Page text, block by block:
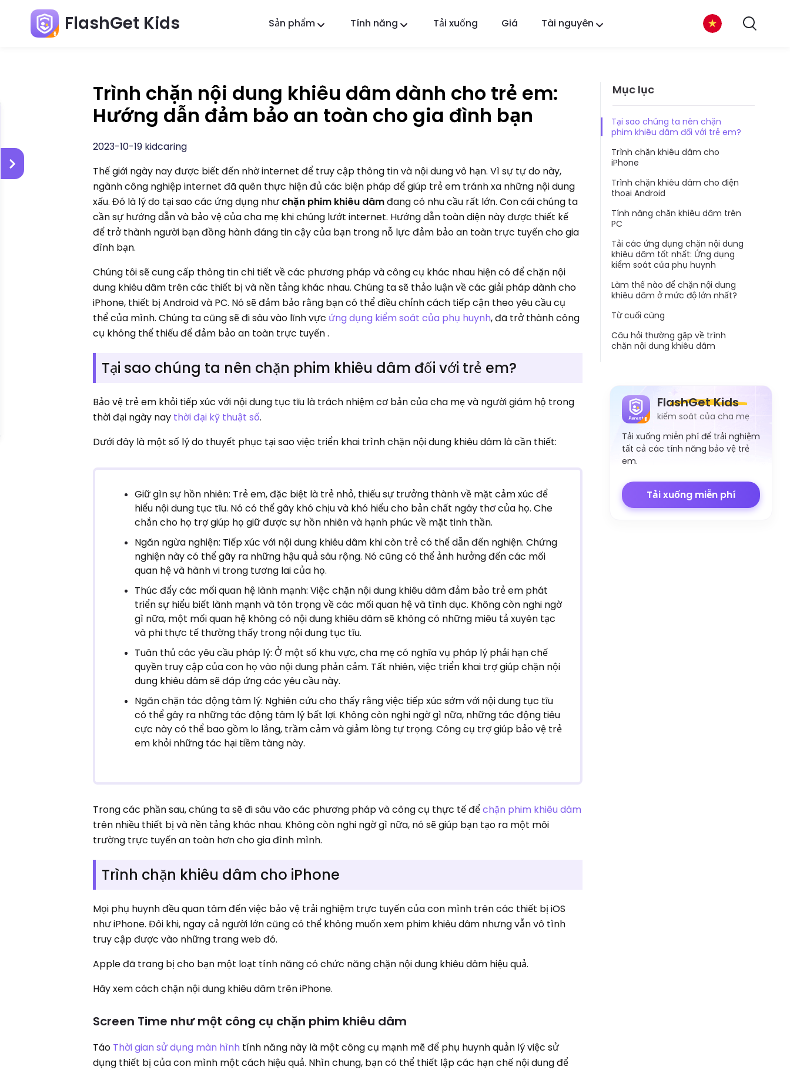
FlashGet Kids Sản phẩm
FlashGet Finder
An toàn chống trộm của điện thoại bạn, trách
nhiệm của chúng tôi.
Tính năng Tải xuống Giá Tài nguyên
Trình chặn nội dung khiêu dâm dành cho trẻ em:
Hướng dẫn đảm bảo an toàn cho gia đình bạn
2023-10-19 kidcaring
Thế giới ngày nay được biết đến nhờ internet để truy cập thông tin và nội dung vô hạn. Vì sự tự do này,
ngành công nghiệp internet đã quên thực hiện đủ các biện pháp để giúp trẻ em tránh xa những nội dung
xấu. Đó là lý do tại sao các ứng dụng nhưchặn phim khiêu dâmđang có nhu cầu rất lớn. Con cái chúng ta
cần sự hướng dẫn và bảo vệ của cha mẹ khi chúng lướt internet. Hướng dẫn toàn diện này được thiết kế
để trở thành người bạn đồng hành đáng tin cậy của bạn trong nỗ lực đảm bảo an toàn trực tuyến cho gia
đình bạn.
Chúng tôi sẽ cung cấp thông tin chi tiết về các phương pháp và công cụ khác nhau hiện có để chặn nội
dung khiêu dâm trên các thiết bị và nền tảng khác nhau. Chúng ta sẽ thảo luận về các giải pháp dành cho
iPhone, thiết bị Android và PC. Nó sẽ đảm bảo rằng bạn có thể điều chỉnh cách tiếp cận theo yêu cầu cụ
thể của mình. Chúng ta cũng sẽ đi sâu vào lĩnh vực ứng dụng kiểm soát của phụ huynh, đã trở thành công
cụ không thể thiếu để đảm bảo an toàn trực tuyến .
Tại sao chúng ta nên chặn phim khiêu dâm đối với trẻ em?
Bảo vệ trẻ em khỏi tiếp xúc với nội dung tục tĩu là trách nhiệm cơ bản của cha mẹ và người giám hộ trong
thời đại ngày nay thời đại kỹ thuật số.
Dưới đây là một số lý do thuyết phục tại sao việc triển khai trình chặn nội dung khiêu dâm là cần thiết:
Giữ gìn sự hồn nhiên: Trẻ em, đặc biệt là trẻ nhỏ, thiếu sự trưởng thành về mặt cảm xúc để
hiểu nội dung tục tĩu. Nó có thể gây khó chịu và khó hiểu cho bản chất ngây thơ của họ. Che
chắn cho họ trợ giúp họ giữ được sự hồn nhiên và hạnh phúc về mặt tinh thần.
Ngăn ngừa nghiện: Tiếp xúc với nội dung khiêu dâm khi còn trẻ có thể dẫn đến nghiện. Chứng
nghiện này có thể gây ra những hậu quả sâu rộng. Nó cũng có thể ảnh hưởng đến các mối
quan hệ và hành vi trong tương lai của họ.
Thúc đẩy các mối quan hệ lành mạnh: Việc chặn nội dung khiêu dâm đảm bảo trẻ em phát
triển sự hiểu biết lành mạnh và tôn trọng về các mối quan hệ và tình dục. Không còn nghi ngờ
gì nữa, một mối quan hệ không có nội dung khiêu dâm sẽ không có những miêu tả xuyên tạc
và phi thực tế thường thấy trong nội dung tục tĩu.
Tuân thủ các yêu cầu pháp lý: Ở một số khu vực, cha mẹ có nghĩa vụ pháp lý phải hạn chế
quyền truy cập của con họ vào nội dung phản cảm. Tất nhiên, việc triển khai trợ giúp chặn nội
dung khiêu dâm sẽ đáp ứng các yêu cầu này.
Ngăn chặn tác động tâm lý: Nghiên cứu cho thấy rằng việc tiếp xúc sớm với nội dung tục tĩu
có thể gây ra những tác động tâm lý bất lợi. Không còn nghi ngờ gì nữa, những tác động tiêu
cực này có thể bao gồm lo lắng, trầm cảm và giảm lòng tự trọng. Công cụ trợ giúp bảo vệ trẻ
em khỏi những tác hại tiềm tàng này.
Trong các phần sau, chúng ta sẽ đi sâu vào các phương pháp và công cụ thực tế đểchặn phim khiêu dâm
trên nhiều thiết bị và nền tảng khác nhau. Không còn nghi ngờ gì nữa, nó sẽ giúp bạn tạo ra một môi
trường trực tuyến an toàn hơn cho gia đình mình.
Trình chặn khiêu dâm cho iPhone
Mọi phụ huynh đều quan tâm đến việc bảo vệ trải nghiệm trực tuyến của con mình trên các thiết bị iOS
như iPhone. Đôi khi, ngay cả người lớn cũng có thể không muốn xem phim khiêu dâm nhưng vẫn vô tình
truy cập được vào những trang web đó.
Apple đã trang bị cho bạn một loạt tính năng có chức năng chặn nội dung khiêu dâm hiệu quả.
Hãy xem cách chặn nội dung khiêu dâm trên iPhone.
Screen Time như một công cụ chặn phim khiêu dâm
Táo Thời gian sử dụng màn hình tính năng này là một công cụ mạnh mẽ để phụ huynh quản lý việc sử
dụng thiết bị của con mình một cách hiệu quả. Nhìn chung, bạn có thể thiết lập các hạn chế nội dung để
Mục lục
Tại sao chúng ta nên chặn
phim khiêu dâm đối với trẻ em?
Trình chặn khiêu dâm cho
iPhone
Trình chặn khiêu dâm cho điện
thoại Android
Tính năng chặn khiêu dâm trên
PC
Tải các ứng dụng chặn nội dung
khiêu dâm tốt nhất: Ứng dụng
kiểm soát của phụ huynh
Làm thế nào để chặn nội dung
khiêu dâm ở mức độ lớn nhất?
Từ cuối cùng
Câu hỏi thường gặp về trình
chặn nội dung khiêu dâm
FlashGet Kids
kiểm soát của cha mẹ
Tải xuống miễn phí để trải nghiệm
tất cả các tính năng bảo vệ trẻ
em.
Tải xuống miễn phí